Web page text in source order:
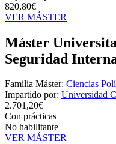
820,80€
VER MÁSTER
Máster
Seguridad
Familia Máster: Ciencias
Impartido por: Universidad
2.701,20€
Con prácticas
No habilitante
VER MÁSTER